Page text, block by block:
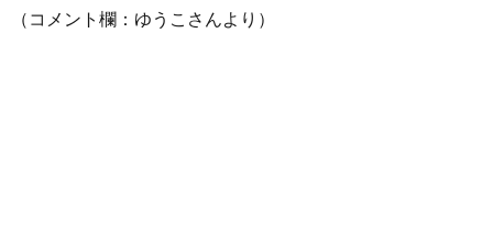
（コメント欄：ゆうこさんより）